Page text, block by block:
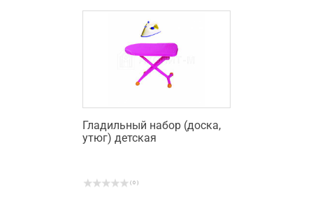
Гладильный набор (доска,
утюг) детская
( 0 )